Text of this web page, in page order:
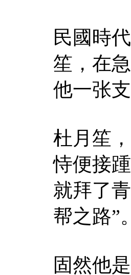
民國時
笙，在
他一张
杜月笙
恃便接
就拜了
帮之路”。
固然他